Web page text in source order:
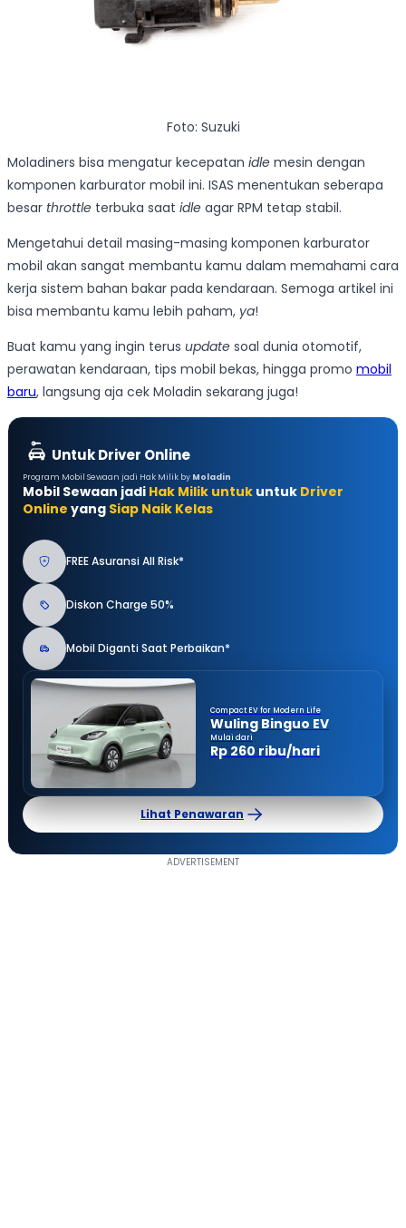
Foto: Suzuki
Moladiners bisa mengatur kecepatan idle mesin dengan
komponen karburator mobil ini. ISAS menentukan seberapa
besar throttle terbuka saat idle agar RPM tetap stabil.
Mengetahui detail masing-masing komponen karburator
mobil akan sangat membantu kamu dalam memahami cara
kerja sistem bahan bakar pada kendaraan. Semoga artikel ini
bisa membantu kamu lebih paham, ya!
Buat kamu yang ingin terus update soal dunia otomotif,
perawatan kendaraan, tips mobil bekas, hingga promo mobil
baru, langsung aja cek Moladin sekarang juga!
Untuk Driver Online
Program Mobil Sewaan jadi Hak Milik by Moladin
Mobil Sewaan jadi Hak Milik untuk untuk Driver
Online yang Siap Naik Kelas
FREE Asuransi All Risk*
Diskon Charge 50%
Mobil Diganti Saat Perbaikan*
Compact EV for Modern Life
Wuling Binguo EV
Mulai dari
Rp 260 ribu/hari
Lihat Penawaran